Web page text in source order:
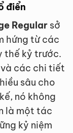
điển
Regular sở
hứng từ các
thế kỷ trước.
các chi tiết
sâu cho
nó không
là một tác
kỷ niệm